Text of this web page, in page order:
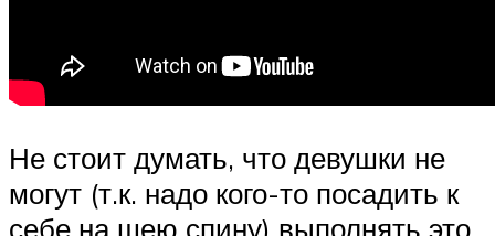
Не стоит думать, что девушки не
могут (т.к. надо кого-то посадить к
себе на шею спину) выполнять это